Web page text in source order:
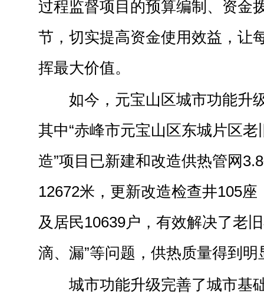
过程监督项目的预算编制、资金
节，切实提高资金使用效益，让
挥最大价值。
如今，元宝山区城市功能升
其中“赤峰市元宝山区东城片区
造”项目已新建和改造供热管网
12672米，更新改造检查井105
及居民10639户，有效解决了老
滴、漏”等问题，供热质量得到明
城市功能升级完善了城市基